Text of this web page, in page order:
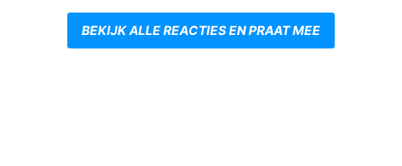
BEKIJK ALLE REACTIES EN PRAAT MEE